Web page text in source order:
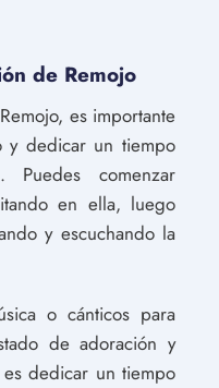
de Remojo
es importante
y dedicar un tiempo
comenzar
en ella, luego
y escuchando la
o cánticos para
de adoración y
dedicar un tiempo